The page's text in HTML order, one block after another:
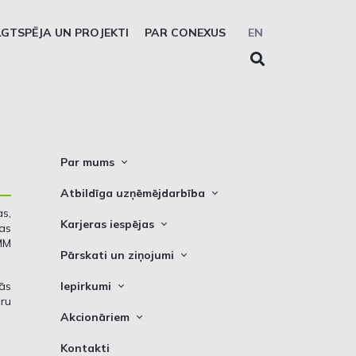
EN
UN PROJEKTI PAR CONEXUS
Par mums
Conexus vizītkarte
Akcionāru struktūra
Struktūra
Padome
Atbildīga uzņēmējdarbība
Cel trauksmi
Karjeras iespējas
Vakances
Pārskati un ziņojumi
Attīstības plāni
Iepirkumi
Iepirkumi
Akcionāriem
Informācija
Kontakti